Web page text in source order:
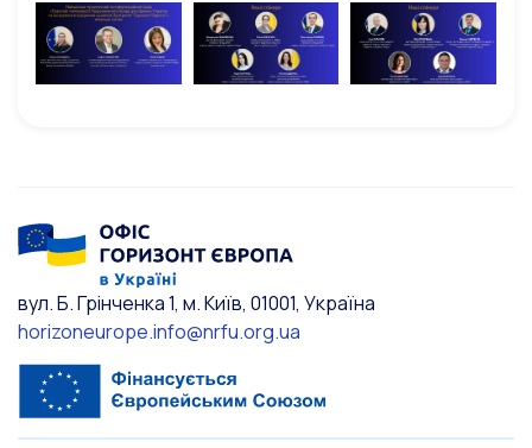
вул. Б. Грінченка 1, м. Київ, 01001, Україна
horizoneurope.info@nrfu.org.ua